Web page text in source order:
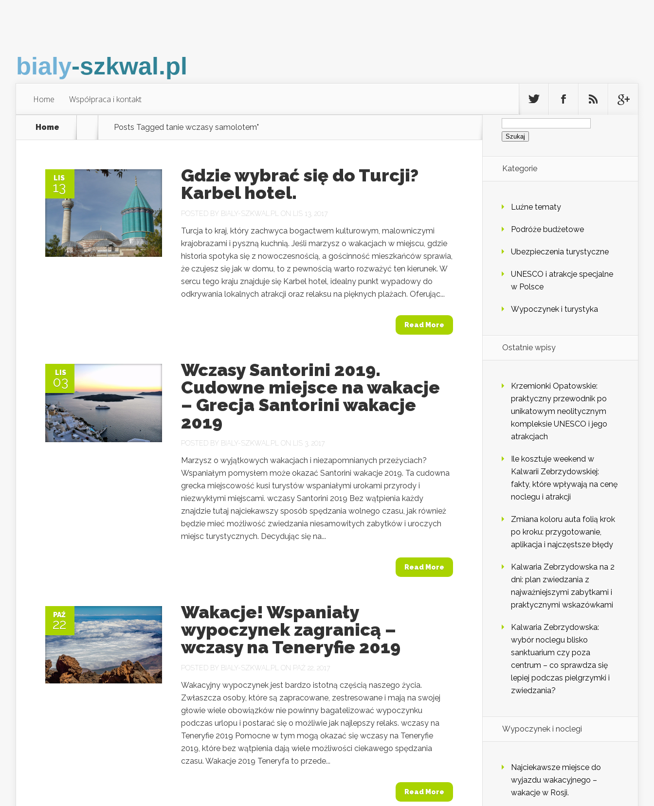
Home Współpraca i kontakt
Home Posts Tagged tanie wczasy samolotem"
LIS
13
Gdzie wybrać się do Turcji?
Karbel hotel.
POSTED BY BIALY-SZKWAL.PL ON LIS 13, 2017
Turcja to kraj, który zachwyca bogactwem kulturowym, malowniczymi
krajobrazami i pyszną kuchnią. Jeśli marzysz o wakacjach w miejscu, gdzie
historia spotyka się z nowoczesnością, a gościnność mieszkańców sprawia,
że czujesz się jak w domu, to z pewnością warto rozważyć ten kierunek. W
sercu tego kraju znajduje się Karbel hotel, idealny punkt wypadowy do
odkrywania lokalnych atrakcji oraz relaksu na pięknych plażach. Oferując...
Read More
LIS
03
Wczasy Santorini 2019.
Cudowne miejsce na wakacje
– Grecja Santorini wakacje
2019
POSTED BY BIALY-SZKWAL.PL ON LIS 3, 2017
Marzysz o wyjątkowych wakacjach i niezapomnianych przeżyciach?
Wspaniałym pomysłem może okazać Santorini wakacje 2019. Ta cudowna
grecka miejscowość kusi turystów wspaniałymi urokami przyrody i
niezwykłymi miejscami. wczasy Santorini 2019 Bez wątpienia każdy
znajdzie tutaj najciekawszy sposób spędzania wolnego czasu, jak również
będzie mieć możliwość zwiedzania niesamowitych zabytków i uroczych
miejsc turystycznych. Decydując się na...
Read More
PAŹ
22
Wakacje! Wspaniały
wypoczynek zagranicą –
wczasy na Teneryfie 2019
POSTED BY BIALY-SZKWAL.PL ON PAŹ 22, 2017
Wakacyjny wypoczynek jest bardzo istotną częścią naszego życia.
Zwłaszcza osoby, które są zapracowane, zestresowane i mają na swojej
głowie wiele obowiązków nie powinny bagatelizować wypoczynku
podczas urlopu i postarać się o możliwie jak najlepszy relaks. wczasy na
Teneryfie 2019 Pomocne w tym mogą okazać się wczasy na Teneryfie
2019, które bez wątpienia dają wiele możliwości ciekawego spędzania
czasu. Wakacje 2019 Teneryfa to przede...
Read More
Szukaj:
Kategorie
Luźne tematy
Podróże budżetowe
Ubezpieczenia turystyczne
UNESCO i atrakcje specjalne
w Polsce
Wypoczynek i turystyka
Ostatnie wpisy
Krzemionki Opatowskie:
praktyczny przewodnik po
unikatowym neolitycznym
kompleksie UNESCO i jego
atrakcjach
Ile kosztuje weekend w
Kalwarii Zebrzydowskiej:
fakty, które wpływają na cenę
noclegu i atrakcji
Zmiana koloru auta folią krok
po kroku: przygotowanie,
aplikacja i najczęstsze błędy
Kalwaria Zebrzydowska na 2
dni: plan zwiedzania z
najważniejszymi zabytkami i
praktycznymi wskazówkami
Kalwaria Zebrzydowska:
wybór noclegu blisko
sanktuarium czy poza
centrum – co sprawdza się
lepiej podczas pielgrzymki i
zwiedzania?
Wypoczynek i noclegi
Najciekawsze miejsce do
wyjazdu wakacyjnego –
wakacje w Rosji.